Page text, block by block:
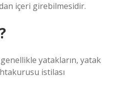
içeri girebilmesidir.
yatakların, yatak
istilası